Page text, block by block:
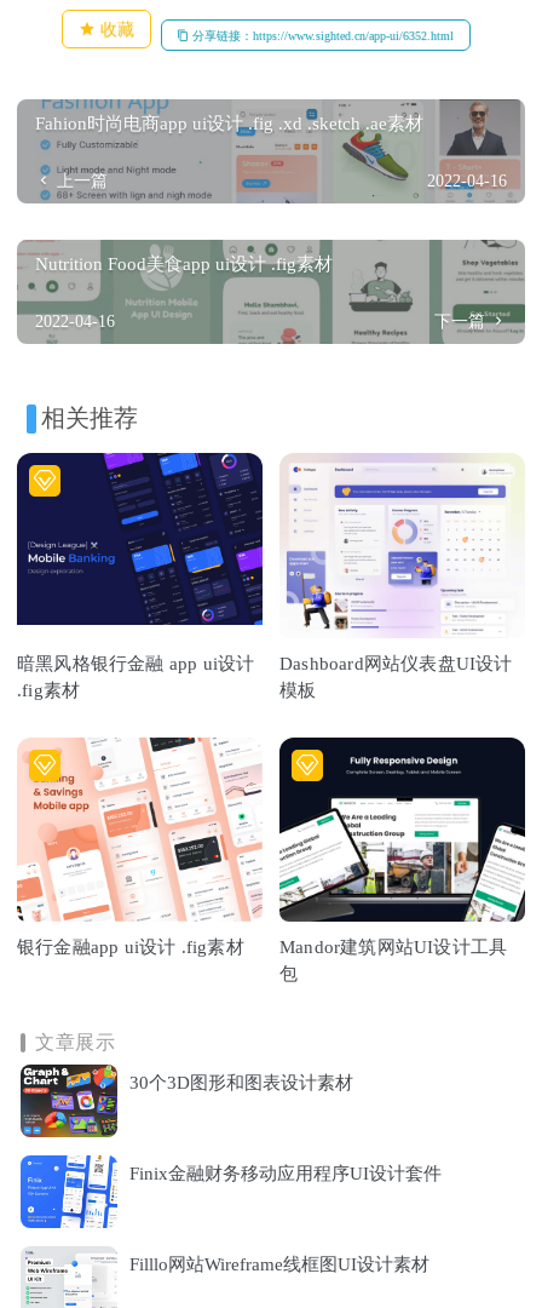
收藏 分享链接：https://www.sighted.cn/app-ui/6352.html
Fahion时尚电商app ui设计 .fig .xd .sketch .ae素材
上一篇 2022-04-16
Nutrition Food美食app ui设计 .fig素材
2022-04-16 下一篇
相关推荐
暗黑风格银行金融 app ui设计
.fig素材
Dashboard网站仪表盘UI设计
模板
银行金融app ui设计 .fig素材
Mandor建筑网站UI设计工具
包
文章展示
30个3D图形和图表设计素材
Finix金融财务移动应用程序UI设计套件
Filllo网站Wireframe线框图UI设计素材